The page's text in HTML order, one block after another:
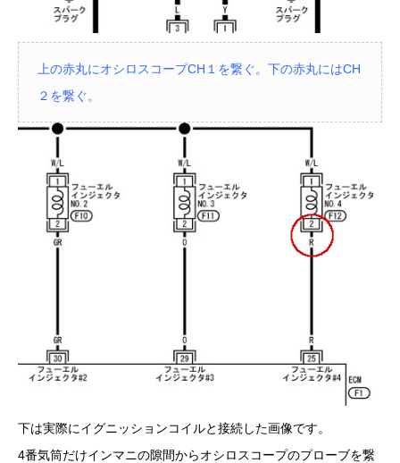
上の赤丸にオシロスコープCH１を繋ぐ。下の赤丸にはCH
２を繋ぐ。
下は実際にイグニッションコイルと接続した画像です。
4番気筒だけインマニの隙間からオシロスコープのプローブを繋